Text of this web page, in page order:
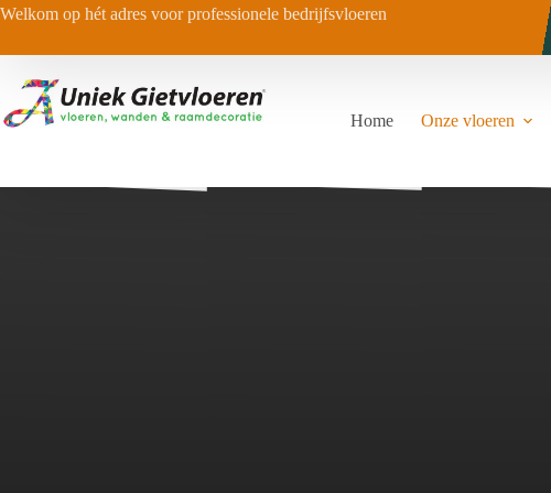
Ga
Welkom op hét adres voor professionele bedrijfsvloeren
Home Onze vloeren